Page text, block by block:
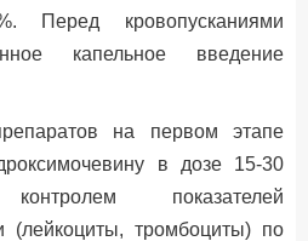
Перед кровопусканиями
капельное введение
на первом этапе
в дозе 15-30
показателей
(лейкоциты, тромбоциты) по